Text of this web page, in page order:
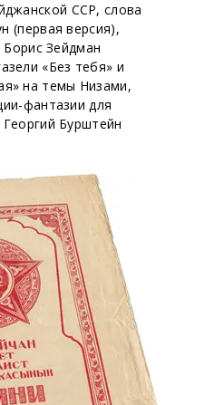
ССР, слова
(первая версия),
Борис Зейдман
«Без тебя» и
на темы Низами,
фантазии для
Бурштейн